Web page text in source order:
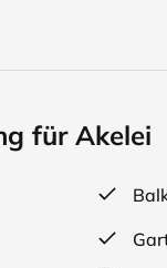
ist ein
einem Tag beim
ein kleiner
und Ruheraum
auf
für Akelei